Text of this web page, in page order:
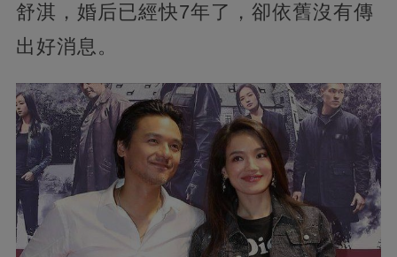
舒淇，婚后已經快7年了，卻依舊沒有傳
出好消息。